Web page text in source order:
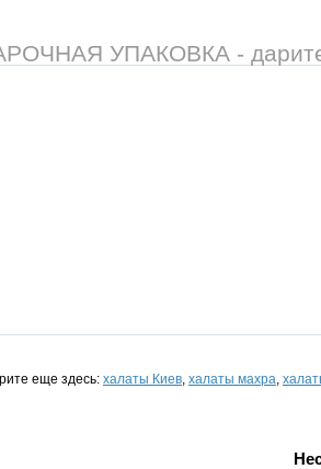
УПАКОВКА - дарите
еще здесь: халаты Киев, халаты махра,